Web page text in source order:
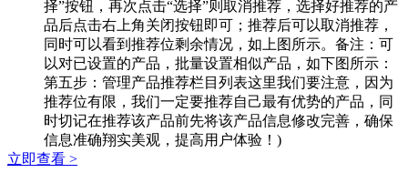
择”按钮，再次点击“选择”则取消推荐，选择好推荐的产
品后点击右上角关闭按钮即可；推荐后可以取消推荐，
同时可以看到推荐位剩余情况，如上图所示。备注：可
以对已设置的产品，批量设置相似产品，如下图所示：
第五步：管理产品推荐栏目列表这里我们要注意，因为
推荐位有限，我们一定要推荐自己最有优势的产品，同
时切记在推荐该产品前先将该产品信息修改完善，确保
信息准确翔实美观，提高用户体验！)
立即查看 >